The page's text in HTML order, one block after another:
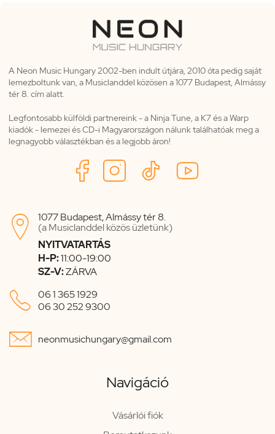
A Neon Music Hungary 2002-ben indult útjára, 2010 óta pedig saját
lemezboltunk van, a Musiclanddel közösen a 1077 Budapest, Almássy
tér 8. cím alatt.
Legfontosabb külföldi partnereink - a Ninja Tune, a K7 és a Warp
kiadók - lemezei és CD-i Magyarországon nálunk találhatóak meg a
legnagyobb választékban és a legjobb áron!

1077 Budapest, Almássy tér 8.
(a Musiclanddel közös üzletünk)
NYITVATARTÁS
H-P:11:00-19:00
SZ-V:ZÁRVA
 06 1 365 1929
06 30 252 9300
 neonmusichungary@gmail.com
Navigáció
Vásárlói fiók